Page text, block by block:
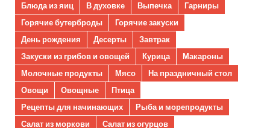
Блюда из яиц В духовке Выпечка
Гарниры
Горячие бутерброды
Горячие закуски
День рождения
Десерты
Завтрак
Закуски из грибов и овощей
Курица
Макароны
Молочные продукты
Мясо
На праздничный стол
Овощи
Овощные
Птица
Рецепты для начинающих
Рыба и морепродукты
Салат из моркови
Салат из огурцов